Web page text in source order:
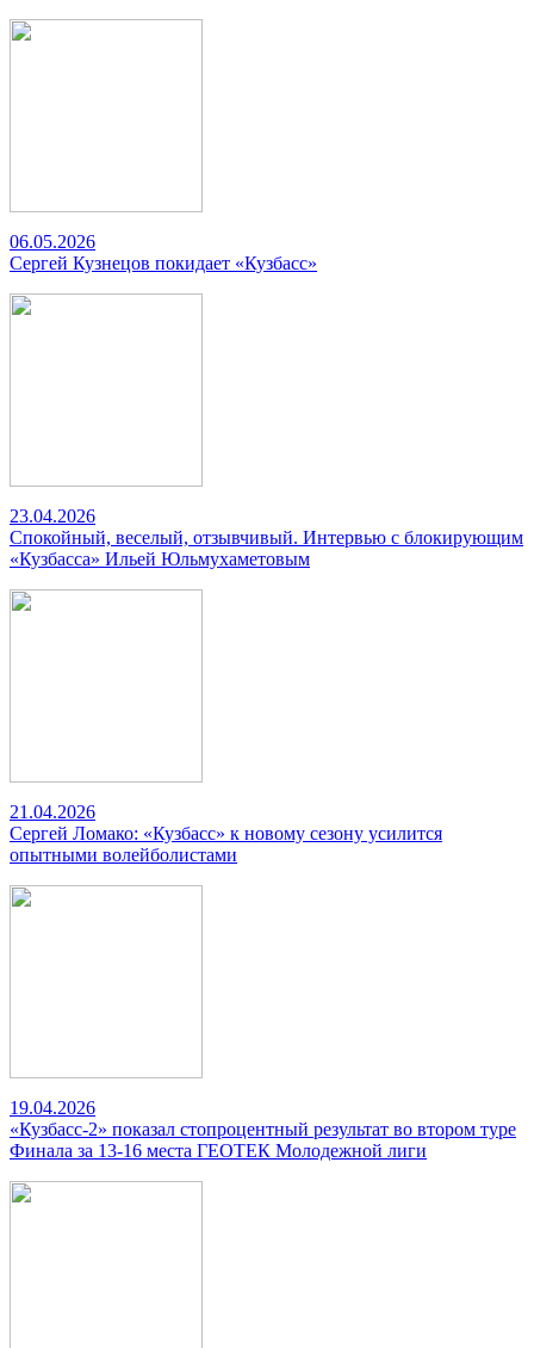
06.05.2026
Сергей Кузнецов покидает «Кузбасс»
23.04.2026
Спокойный, веселый, отзывчивый. Интервью с блокирующим
«Кузбасса» Ильей Юльмухаметовым
21.04.2026
Сергей Ломако: «Кузбасс» к новому сезону усилится
опытными волейболистами
19.04.2026
«Кузбасс-2» показал стопроцентный результат во втором туре
Финала за 13-16 места ГЕОТЕК Молодежной лиги